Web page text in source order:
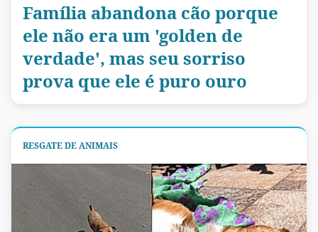
Família abandona cão porque
ele não era um 'golden de
verdade', mas seu sorriso
prova que ele é puro ouro
RESGATE DE ANIMAIS